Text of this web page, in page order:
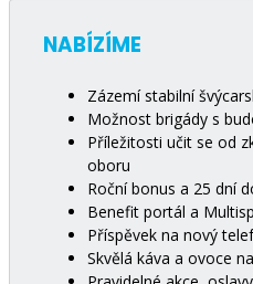
NABÍZÍME
Zázemí stabilní
Možnost brigády s
Příležitosti učit se od
oboru
Roční bonus a 25 dní
Benefit portál a
Příspěvek na nový
Skvělá káva a ovoce